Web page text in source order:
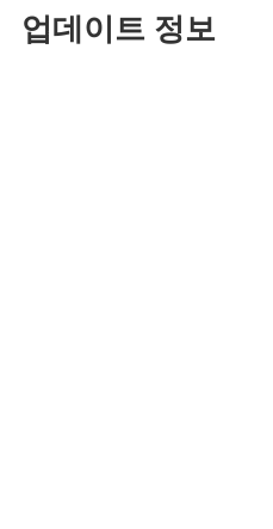
업데이트 정보